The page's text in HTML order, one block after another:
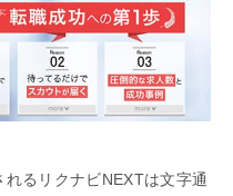
るリクナビNEXTは文字通